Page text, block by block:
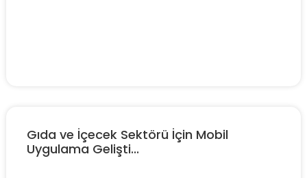
Gıda ve İçecek Sektörü İçin Mobil
Uygulama Gelişti...